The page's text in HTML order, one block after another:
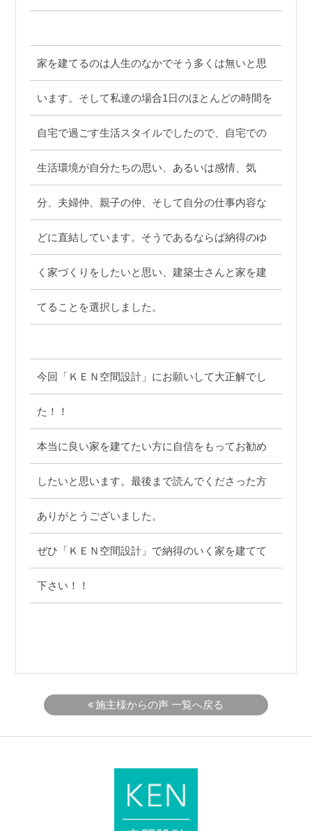
家を建てるのは人生のなかでそう多くは無いと思
います。そして私達の場合1日のほとんどの時間を
自宅で過ごす生活スタイルでしたので、自宅での
生活環境が自分たちの思い、あるいは感情、気
分、夫婦仲、親子の仲、そして自分の仕事内容な
どに直結しています。そうであるならば納得のゆ
く家づくりをしたいと思い、建築士さんと家を建
てることを選択しました。
今回「ＫＥＮ空間設計」にお願いして大正解でし
た！！
本当に良い家を建てたい方に自信をもってお勧め
したいと思います。最後まで読んでくださった方
ありがとうございました。
ぜひ「ＫＥＮ空間設計」で納得のいく家を建てて
下さい！！
施主様からの声 一覧へ戻る